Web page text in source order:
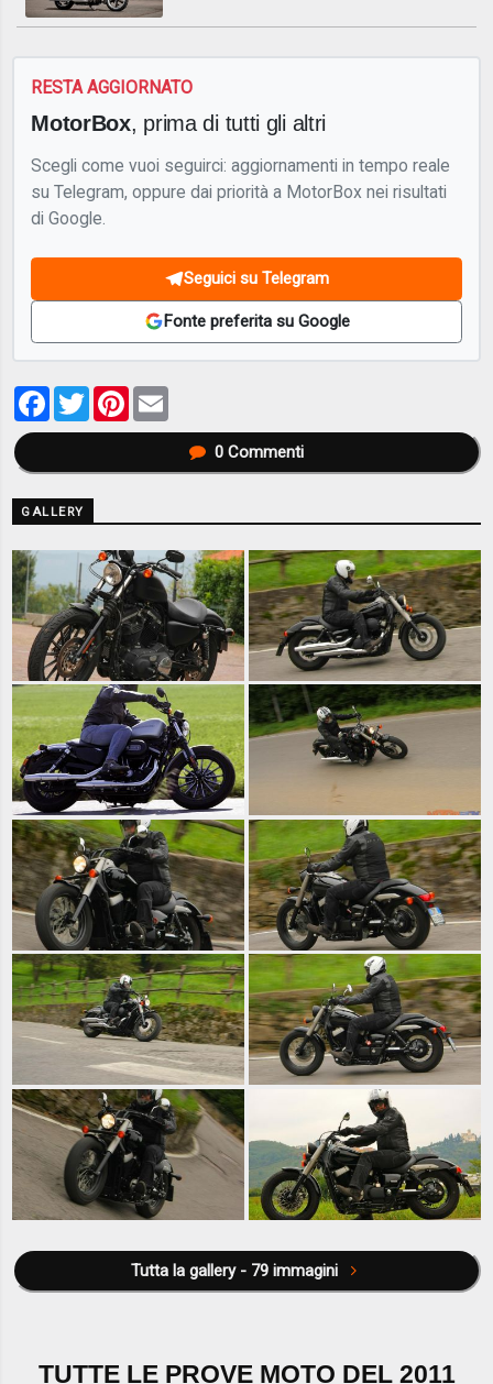
RESTA AGGIORNATO
MotorBox, prima di tutti gli altri
Scegli come vuoi seguirci: aggiornamenti in tempo reale
su Telegram, oppure dai priorità a MotorBox nei risultati
di Google.
Seguici su Telegram
Fonte preferita su Google
Facebook
TwitterPinterest
0Commenti
GALLERY
Tutta la gallery - 79 immagini
TUTTE LE PROVE MOTO DEL 2011